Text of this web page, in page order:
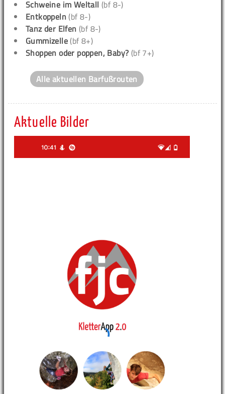
Schweine im Weltall (bf 8-)
Entkoppeln (bf 8-)
Tanz der Elfen (bf 8-)
Gummizelle (bf 8+)
Shoppen oder poppen, Baby? (bf 7+)
Alle aktuellen Barfußrouten
Aktuelle Bilder